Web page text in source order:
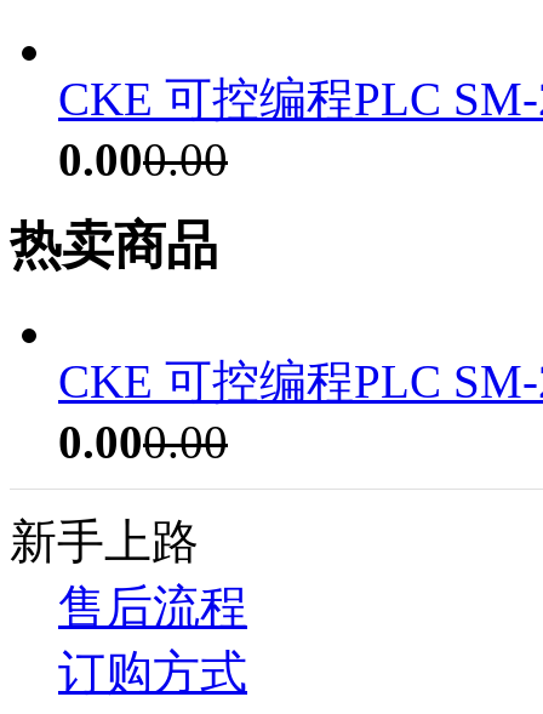
CKE 可控编程PLC
0.000.00
热卖商品
CKE 可控编程PLC
0.000.00
新手上路
售后流程
订购方式